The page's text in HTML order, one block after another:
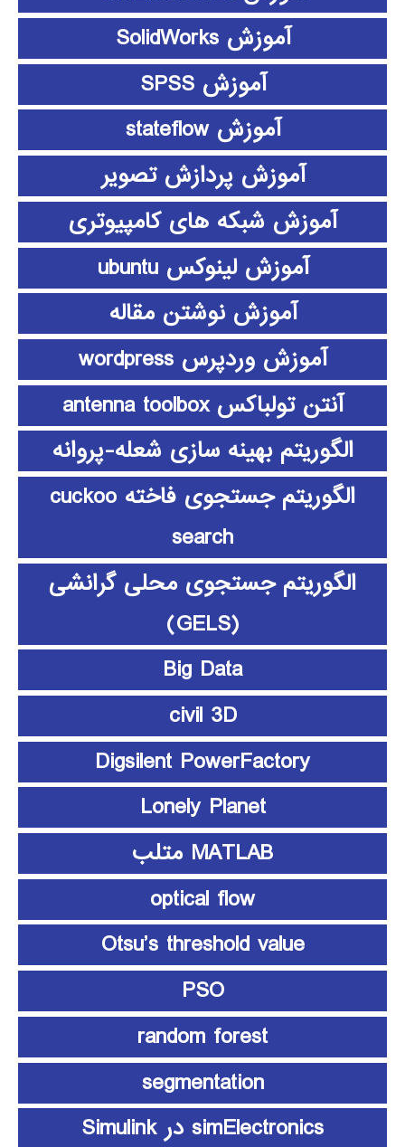
آموزش SolidWorks
آموزش SPSS
آموزش stateflow
آموزش پردازش تصویر
آموزش شبکه های کامپیوتری
آموزش لینوکس ubuntu
آموزش نوشتن مقاله
آموزش وردپرس wordpress
آنتن تولباکس antenna toolbox
الگوریتم بهینه سازی شعله-پروانه
الگوریتم جستجوی فاخته cuckoo
search
الگوریتم جستجوی محلی گرانشی
(GELS)
Big Data
civil 3D
Digsilent PowerFactory
Lonely Planet
MATLAB متلب
optical flow
Otsu’s threshold value
PSO
random forest
segmentation
simElectronics در Simulink